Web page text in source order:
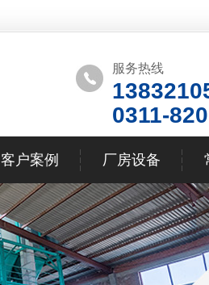
服务热线
0311-
客户案例 厂房设备